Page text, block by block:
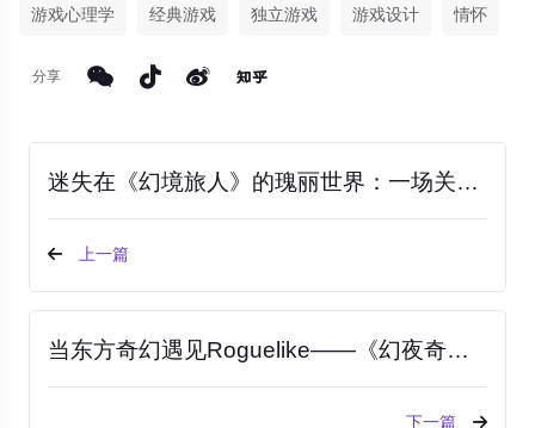
游戏心理学 经典游戏 独立游戏 游戏设计 情怀
分享
迷失在《幻境旅人》的瑰丽世界：一场关于自由、探索与星尘共鸣的沉浸式冒险
上一篇
当东方奇幻遇见Roguelike——《幻夜奇谈》如何用一盏灯笼照亮游戏市场？
下一篇